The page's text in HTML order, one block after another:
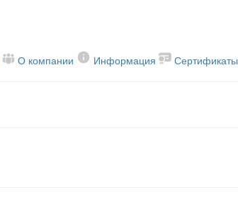
О компании Информация Сертификаты